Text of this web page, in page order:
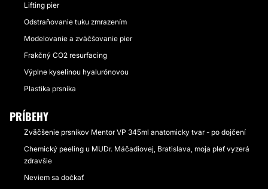
Lifting pier
Odstraňovanie tuku zmrazením
Modelovanie a zväčšovanie pier
Frakčný CO2 resurfacing
Výplne kyselinou hyalurónovou
Plastika prsníka
PRÍBEHY
Zväčšenie prsníkov Mentor VP 345ml anatomicky tvar - po dojčení
Chemický peeling u MUDr. Máčadiovej, Bratislava, moja pleť vyzerá
zdravšie
Neviem sa dočkať